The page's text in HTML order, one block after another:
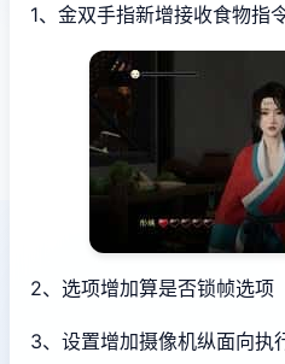
1、金双手指新增接收食物指
2、选项增加算是否锁帧选项
3、设置增加摄像机纵面向执